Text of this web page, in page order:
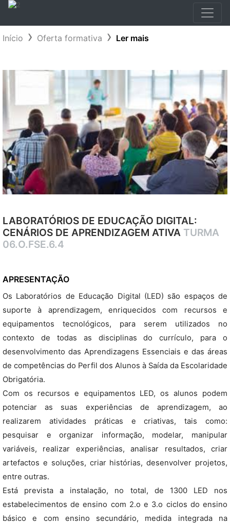
Início Oferta formativa Ler mais
LABORATÓRIOS DE EDUCAÇÃO DIGITAL:
CENÁRIOS DE APRENDIZAGEM ATIVA TURMA
06.O.FSE.6.4
APRESENTAÇÃO
Os Laboratórios de Educação Digital (LED) são espaços de
suporte à aprendizagem, enriquecidos com recursos e
equipamentos tecnológicos, para serem utilizados no
contexto de todas as disciplinas do currículo, para o
desenvolvimento das Aprendizagens Essenciais e das áreas
de competências do Perfil dos Alunos à Saída da Escolaridade
Obrigatória.
Com os recursos e equipamentos LED, os alunos podem
potenciar as suas experiências de aprendizagem, ao
realizarem atividades práticas e criativas, tais como:
pesquisar e organizar informação, modelar, manipular
variáveis, realizar experiências, analisar resultados, criar
artefactos e soluções, criar histórias, desenvolver projetos,
entre outras.
Está prevista a instalação, no total, de 1300 LED nos
estabelecimentos de ensino com 2.o e 3.o ciclos do ensino
básico e com ensino secundário, medida integrada na